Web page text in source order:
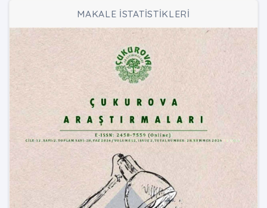
MAKALE İSTATİSTİKLERİ